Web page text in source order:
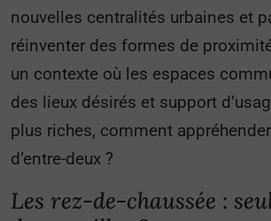
nouvelles centralités urbaines et
réinventer des formes de
un contexte où les espaces
des lieux désirés et support
plus riches, comment
d’entre-deux ?
Les rez-de-chaussée :